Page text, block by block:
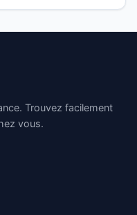
Trouvez facilement
vous.